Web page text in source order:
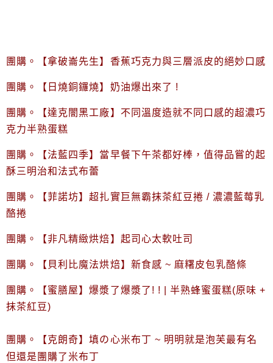
團購。【拿破崙先生】香蕉巧克力與三層派皮的絕妙口感
團購。【日燒銅鑼燒】奶油爆出來了 !
團購。【達克闇黑工廠】不同溫度造就不同口感的超濃巧
克力半熟蛋糕
團購。【法藍四季】當早餐下午茶都好棒，值得品嘗的起
酥三明治和法式布蕾
團購。【菲諾坊】超扎實巨無霸抹茶紅豆捲 / 濃濃藍莓乳
酪捲
團購。【非凡精緻烘焙】起司心太軟吐司
團購。【貝利比魔法烘焙】新食感 ~ 麻糬皮包乳酪條
團購。【蜜膳屋】爆漿了爆漿了! ! | 半熟蜂蜜蛋糕(原味 +
抹茶紅豆)
團購。【克朗奇】填の心米布丁 ~ 明明就是泡芙最有名
但還是團購了米布丁